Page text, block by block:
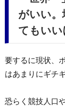
がいい
てもい
要するに現状、
はあまりにギチ
恐らく競技人口